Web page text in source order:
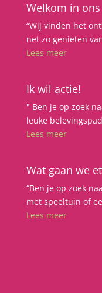
Welkom in
“Wij vinden het
net zo genieten
Lees meer
Ik wil actie!
" Ben je op zoek
leuke
Lees meer
Wat gaan we
“Ben je op zoek
met speeltuin of
Lees meer